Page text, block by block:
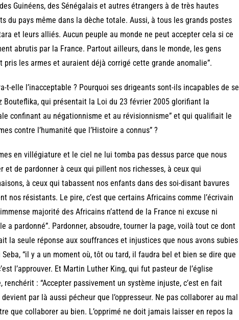
Guinéens, des Sénégalais et autres étrangers à de très hautes
du pays même dans la dèche totale. Aussi, à tous les grands postes
et leurs alliés. Aucun peuple au monde ne peut accepter cela si ce
abrutis par la France. Partout ailleurs, dans le monde, les gens
les armes et auraient déjà corrigé cette grande anomalie”.
t-elle l’inacceptable ? Pourquoi ses drigeants sont-ils incapables de se
Bouteflika, qui présentait la Loi du 23 février 2005 glorifiant la
confinant au négationnisme et au révisionnisme” et qui qualifiait le
contre l’humanité que l’Histoire a connus” ?
en villégiature et le ciel ne lui tomba pas dessus parce que nous
et de pardonner à ceux qui pillent nos richesses, à ceux qui
à ceux qui tabassent nos enfants dans des soi-disant bavures
nos résistants. Le pire, c’est que certains Africains comme l’écrivain
majorité des Africains n’attend de la France ni excuse ni
a pardonné”. Pardonner, absoudre, tourner la page, voilà tout ce dont
la seule réponse aux souffrances et injustices que nous avons subies
Seba, “il y a un moment où, tôt ou tard, il faudra bel et bien se dire que
l’approuver. Et Martin Luther King, qui fut pasteur de l’église
: “Accepter passivement un système injuste, c’est en fait
par là aussi pécheur que l’oppresseur. Ne pas collaborer au mal
que collaborer au bien. L’opprimé ne doit jamais laisser en repos la